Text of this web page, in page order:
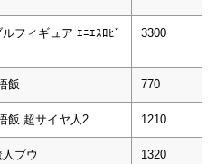
フィギュア ｴﾆｴｽﾛﾋﾞ
3300
飯 770
飯 超サイヤ人2 1210
ブウ 1320